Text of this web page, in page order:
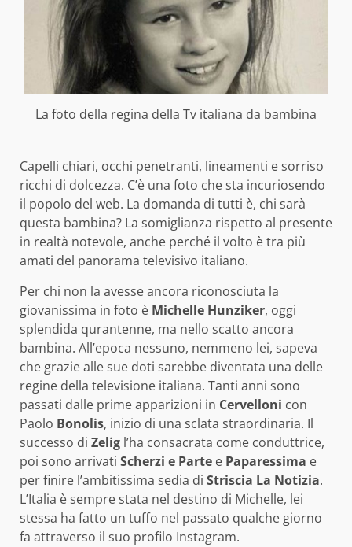
La foto della regina della Tv italiana da bambina
Capelli chiari, occhi penetranti, lineamenti e sorriso
ricchi di dolcezza. C’è una foto che sta incuriosendo
il popolo del web. La domanda di tutti è, chi sarà
questa bambina? La somiglianza rispetto al presente
in realtà notevole, anche perché il volto è tra più
amati del panorama televisivo italiano.
Per chi non la avesse ancora riconosciuta la
giovanissima in foto è Michelle Hunziker, oggi
splendida qurantenne, ma nello scatto ancora
bambina. All’epoca nessuno, nemmeno lei, sapeva
che grazie alle sue doti sarebbe diventata una delle
regine della televisione italiana. Tanti anni sono
passati dalle prime apparizioni in Cervelloni con
Paolo Bonolis, inizio di una sclata straordinaria. Il
successo di Zelig l’ha consacrata come conduttrice,
poi sono arrivati Scherzi e Parte e Paparessima e
per finire l’ambitissima sedia di Striscia La Notizia.
L’Italia è sempre stata nel destino di Michelle, lei
stessa ha fatto un tuffo nel passato qualche giorno
fa attraverso il suo profilo Instagram.